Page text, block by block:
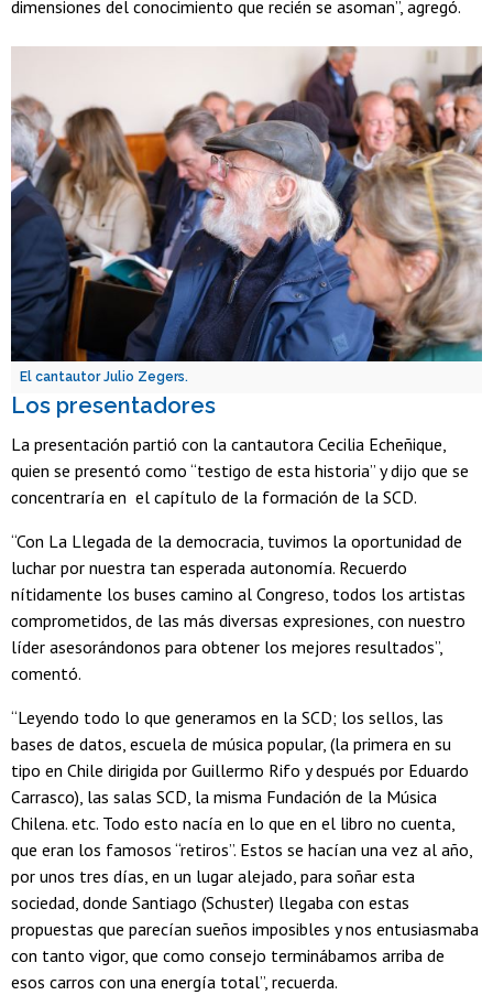
dimensiones del conocimiento que recién se asoman”, agregó.
El cantautor Julio Zegers.
Los presentadores
La presentación partió con la cantautora Cecilia Echeñique,
quien se presentó como “testigo de esta historia” y dijo que se
concentraría en el capítulo de la formación de la SCD.
“Con La Llegada de la democracia, tuvimos la oportunidad de
luchar por nuestra tan esperada autonomía. Recuerdo
nítidamente los buses camino al Congreso, todos los artistas
comprometidos, de las más diversas expresiones, con nuestro
líder asesorándonos para obtener los mejores resultados”,
comentó.
“Leyendo todo lo que generamos en la SCD; los sellos, las
bases de datos, escuela de música popular, (la primera en su
tipo en Chile dirigida por Guillermo Rifo y después por Eduardo
Carrasco), las salas SCD, la misma Fundación de la Música
Chilena. etc. Todo esto nacía en lo que en el libro no cuenta,
que eran los famosos “retiros”. Estos se hacían una vez al año,
por unos tres días, en un lugar alejado, para soñar esta
sociedad, donde Santiago (Schuster) llegaba con estas
propuestas que parecían sueños imposibles y nos entusiasmaba
con tanto vigor, que como consejo terminábamos arriba de
esos carros con una energía total”, recuerda.